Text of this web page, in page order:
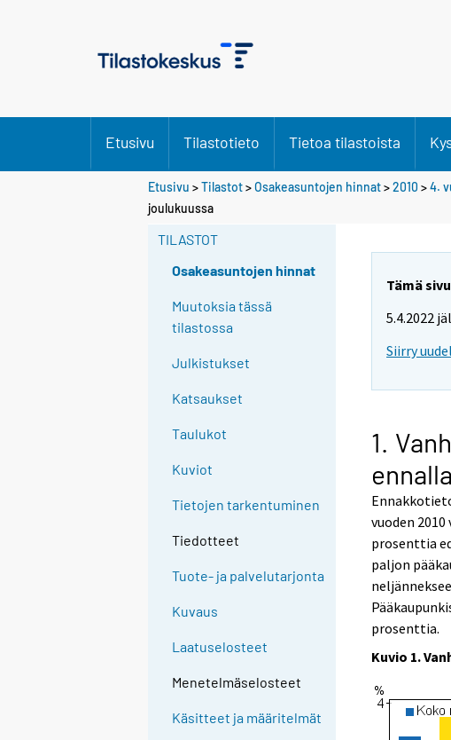
Etusivu Tilastotieto Tietoa tilastoista
Etusivu >Tilastot>Osakeasuntojen hinnat>2010 >4.
joulukuussa
TILASTOT
Osakeasuntojen hinnat
Muutoksia tässä
tilastossa
Julkistukset
Katsaukset
Taulukot
Kuviot
Tietojen tarkentuminen
Tiedotteet
Tuote- ja palvelutarjonta
Kuvaus
Laatuselosteet
Menetelmäselosteet
Käsitteet ja määritelmät
Tämä
5.4.2022
Siirry
1.
vuoden
prosenttia
paljon
prosenttia.
Kuvio 1.